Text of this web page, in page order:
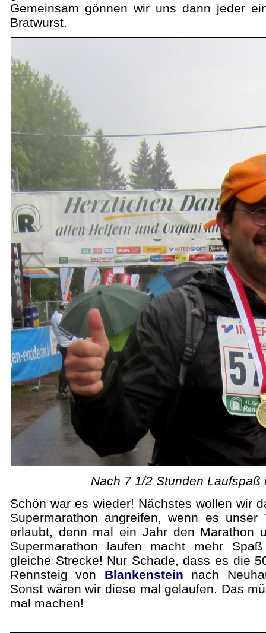
Gemeinsam gönnen wir uns dann jeder
Bratwurst.
Nach 7 1/2 Stunden Laufspaß
Schön war es wieder! Nächstes wollen wir
Supermarathon angreifen, wenn es unser
erlaubt, denn mal ein Jahr den Marathon
Supermarathon laufen macht mehr
gleiche Strecke! Nur Schade, dass es die
Rennsteig von Blankenstein nach
Sonst wären wir diese mal gelaufen. Das
mal machen!